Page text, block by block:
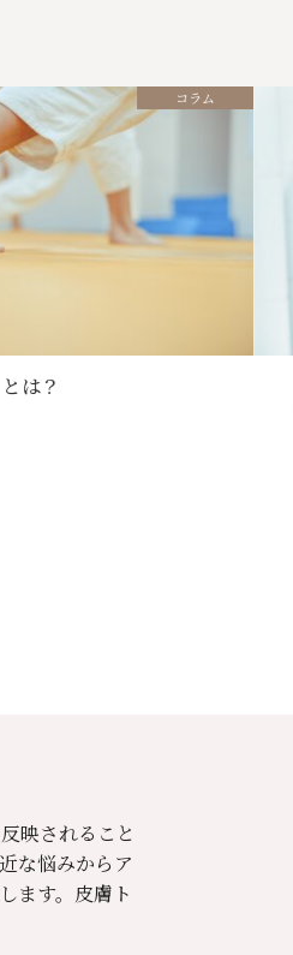
Recruit
コラム
は？
映されること
な悩みからア
ます。皮膚ト